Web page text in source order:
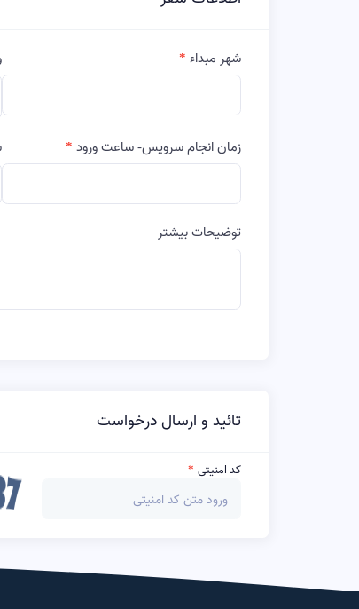
شهر مبداء
زمان انجام سرویس- ساعت ورود
توضیحات بیشتر
تائید و ارسال درخواست
کد امنیتی